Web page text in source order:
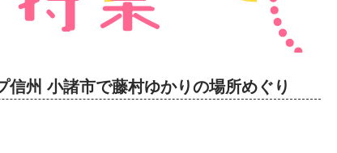
州 小諸市で藤村ゆかりの場所めぐり